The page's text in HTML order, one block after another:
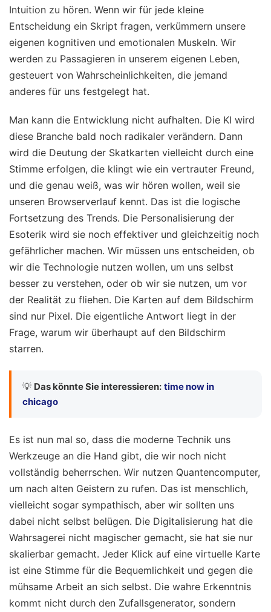
Intuition zu hören. Wenn wir für jede kleine
Entscheidung ein Skript fragen, verkümmern unsere
eigenen kognitiven und emotionalen Muskeln. Wir
werden zu Passagieren in unserem eigenen Leben,
gesteuert von Wahrscheinlichkeiten, die jemand
anderes für uns festgelegt hat.
Man kann die Entwicklung nicht aufhalten. Die KI wird
diese Branche bald noch radikaler verändern. Dann
wird die Deutung der Skatkarten vielleicht durch eine
Stimme erfolgen, die klingt wie ein vertrauter Freund,
und die genau weiß, was wir hören wollen, weil sie
unseren Browserverlauf kennt. Das ist die logische
Fortsetzung des Trends. Die Personalisierung der
Esoterik wird sie noch effektiver und gleichzeitig noch
gefährlicher machen. Wir müssen uns entscheiden, ob
wir die Technologie nutzen wollen, um uns selbst
besser zu verstehen, oder ob wir sie nutzen, um vor
der Realität zu fliehen. Die Karten auf dem Bildschirm
sind nur Pixel. Die eigentliche Antwort liegt in der
Frage, warum wir überhaupt auf den Bildschirm
starren.
💡 Das könnte Sie interessieren: time now in
chicago
Es ist nun mal so, dass die moderne Technik uns
Werkzeuge an die Hand gibt, die wir noch nicht
vollständig beherrschen. Wir nutzen Quantencomputer,
um nach alten Geistern zu rufen. Das ist menschlich,
vielleicht sogar sympathisch, aber wir sollten uns
dabei nicht selbst belügen. Die Digitalisierung hat die
Wahrsagerei nicht magischer gemacht, sie hat sie nur
skalierbar gemacht. Jeder Klick auf eine virtuelle Karte
ist eine Stimme für die Bequemlichkeit und gegen die
mühsame Arbeit an sich selbst. Die wahre Erkenntnis
kommt nicht durch den Zufallsgenerator, sondern